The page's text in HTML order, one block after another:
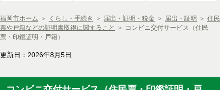
福岡市ホーム ＞ くらし・手続き ＞ 届出・証明・税金 ＞ 届出・証明 ＞ 住民
票や戸籍などの証明書取得に関すること
＞ コンビニ交付サービス（住民
票・印鑑証明・戸籍）
更新日：2026年8月5日